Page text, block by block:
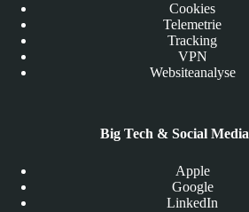
Cookies
Telemetrie
Tracking
VPN
Websiteanalyse
Big Tech & Social Media
Apple
Google
LinkedIn